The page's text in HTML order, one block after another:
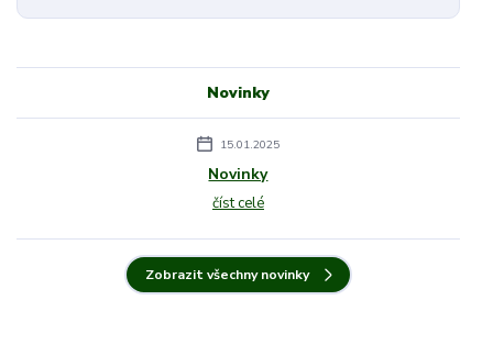
Novinky
15.01.2025
Novinky
číst celé
Zobrazit všechny novinky